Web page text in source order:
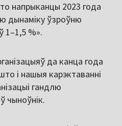
напрыканцы 2023 года
дынаміку ўзроўню
1–1,5 %».
да канца года
і нашыя карэктаванні
гандлю
чыноўнік.